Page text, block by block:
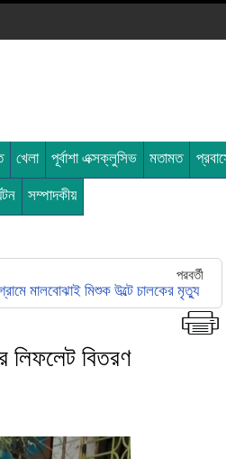
খেলা পূর্বাশা এক্সক্লুসিভ মতামত
সম্পাদকীয়
পরবর্তী
মালবোঝাই মিশুক উল্টে চালকের মৃত্যু
লিফলেট বিতরণ